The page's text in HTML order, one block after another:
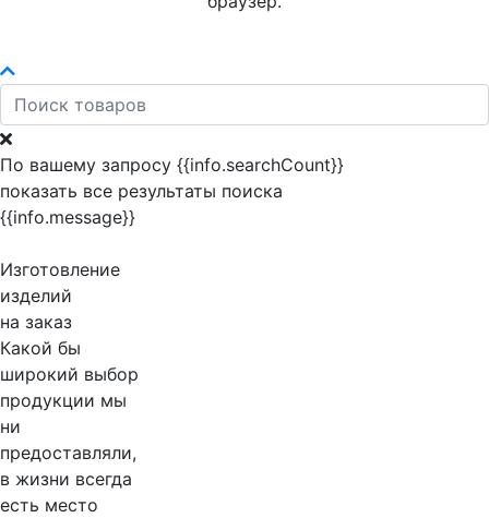
По вашему запросу {{info.searchCount}}
показать все результаты поиска
{{info.message}}
Изготовление
изделий
на заказ
Какой бы
широкий выбор
продукции мы
ни
предоставляли,
в жизни всегда
есть место